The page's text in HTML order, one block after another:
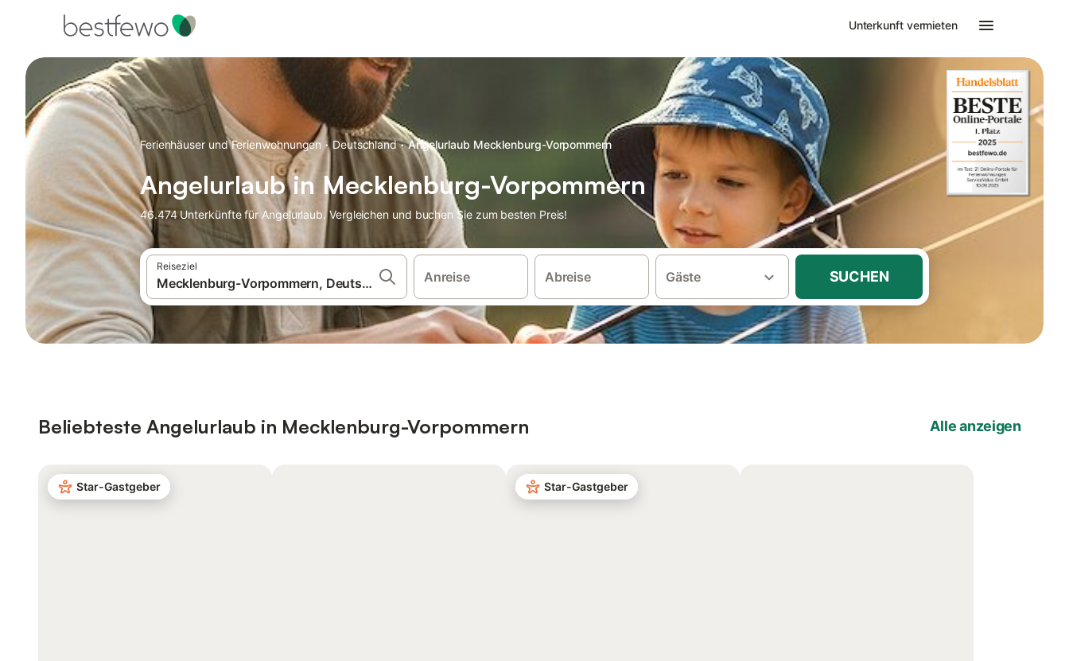
Unterkunft vermieten
Ferienhäuser und Ferienwohnungen · Deutschland · Angelurlaub Mecklenburg-Vorpommern
Angelurlaub in Mecklenburg-Vorpommern
46.474 Unterkünfte für Angelurlaub. Vergleichen und buchen Sie zum besten Preis!
Reiseziel
Anreise Abreise Gäste SUCHEN
Beliebteste Angelurlaub in Mecklenburg-Vorpommern Alle anzeigen
Star-Gastgeber Star-Gastgeber